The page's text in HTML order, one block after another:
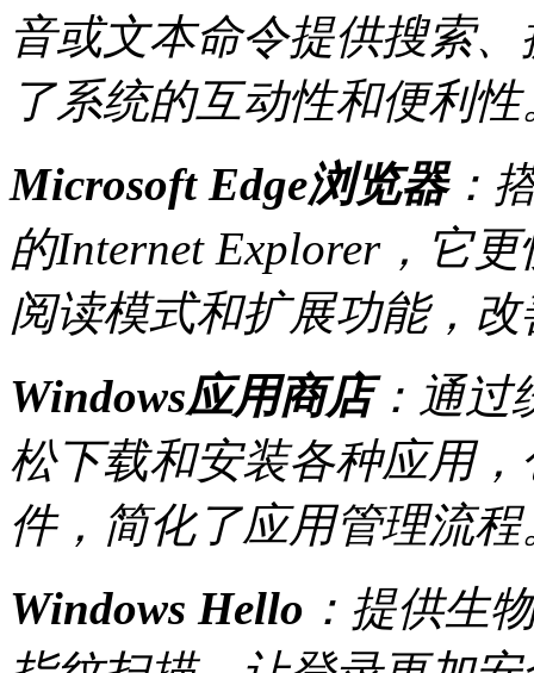
音或文本命令提供搜索
了系统的互动性和便利性
Microsoft Edge浏览器：
的Internet Explorer，它
阅读模式和扩展功能，
Windows应用商店：通过
松下载和安装各种应用
件，简化了应用管理流程
Windows Hello ：提供生